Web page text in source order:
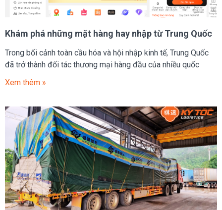
Khám phá những mặt hàng hay nhập từ Trung Quốc
Trong bối cảnh toàn cầu hóa và hội nhập kinh tế, Trung Quốc
đã trở thành đối tác thương mại hàng đầu của nhiều quốc
Xem thêm »